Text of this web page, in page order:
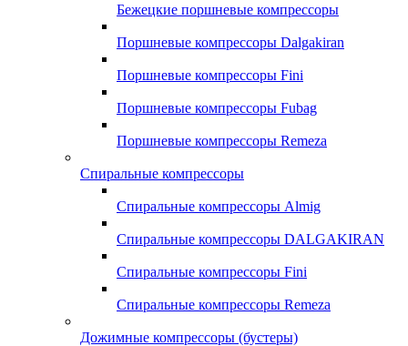
Бежецкие поршневые компрессоры
Поршневые компрессоры Dalgakiran
Поршневые компрессоры Fini
Поршневые компрессоры Fubag
Поршневые компрессоры Remeza
Спиральные компрессоры
Спиральные компрессоры Almig
Спиральные компрессоры DALGAKIRAN
Спиральные компрессоры Fini
Спиральные компрессоры Remeza
Дожимные компрессоры (бустеры)